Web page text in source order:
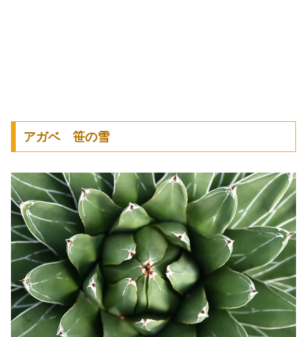
アガベ 笹の雪